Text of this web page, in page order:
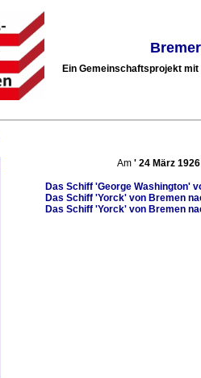
Ein Gemeinschaftsprojekt
Am ' 24 März 1926
Das Schiff 'George Washington'
Das Schiff 'Yorck'von Bremen
Das Schiff 'Yorck'von Bremen